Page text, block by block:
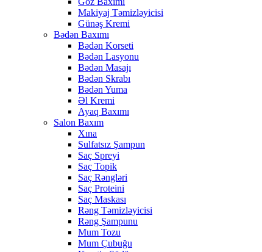
Makiyaj Təmizləyicisi
Günəş Kremi
Bədən Baxımı
Bədən Korseti
Bədən Lasyonu
Bədən Masajı
Bədən Skrabı
Bədən Yuma
Əl Kremi
Ayaq Baxımı
Salon Baxım
Xına
Sulfatsız Şampun
Saç Spreyi
Saç Topik
Saç Rəngləri
Saç Proteini
Saç Maskası
Rəng Təmizləyicisi
Rəng Şampunu
Mum Tozu
Mum Çubuğu